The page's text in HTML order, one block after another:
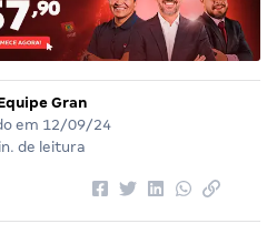
Gran
em 12/09/24
de leitura